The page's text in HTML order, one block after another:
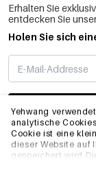
Yehwang
analytische
Cookie ist eine
dieser Website auf
gespeichert
Erhalten Sie
entdecken Sie
Holen Sie sich
INFO